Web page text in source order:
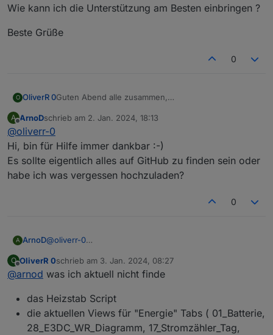
Wie kann ich die Unterstützung am Besten einbringen ?
Beste Grüße
0
O OliverR 0Guten Abend alle zusammen,
Ich bin neu im Forum und habe auch seit Anfang
Von Beruf Systemintegrator und DevOps Engineer.
Gerne würde ich die Integrationen und Views, die
hier eingestellt wurden, unterstützen, aber sehe
auch das nicht alles in@ArnoDseinem Github Repo
hinterlegt ist.
Wie kann ich die Unterstützung am Besten
einbringen ?
A
Offline
ArnoDschrieb am 2. Jan. 2024, 18:13
zuletzt editiert von
@oliverr-0
Hi, bin für Hilfe immer dankbar :-)
Es sollte eigentlich alles auf GitHub zu finden sein oder
habe ich was vergessen hochzuladen?
0
A ArnoD@oliverr-0
Es sollte eigentlich alles auf GitHub zu finden sein oder
habe ich was vergessen hochzuladen?
O
Offline
OliverR 0schrieb am 3. Jan. 2024, 08:27
zuletzt editiert von
@arnod was ich aktuell nicht finde
das Heizstab Script
die aktuellen Views für "Energie" Tabs ( 01_Batterie,
28_E3DC_WR_Diagramm, 17_Stromzähler_Tag,